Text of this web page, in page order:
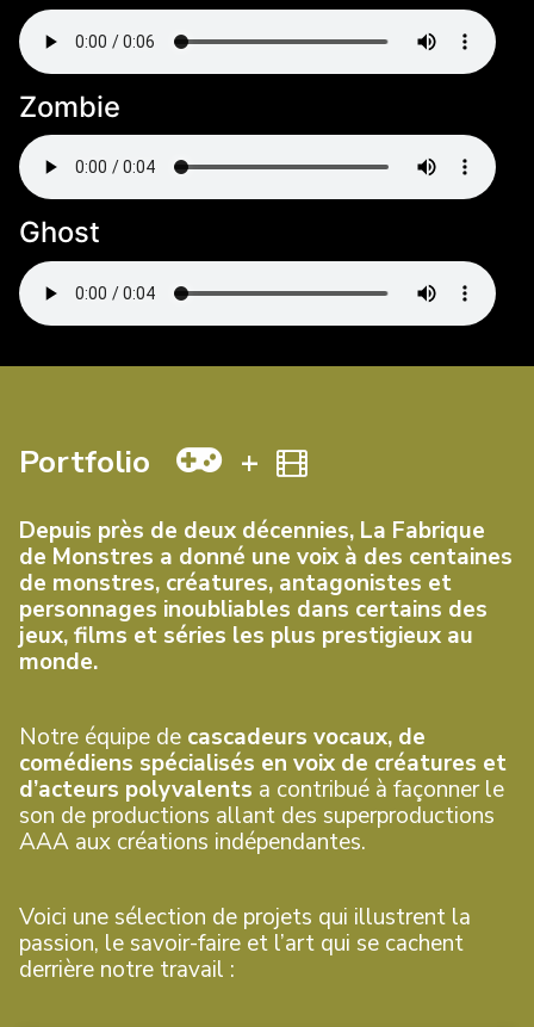
Zombie
Ghost
Portfolio +
Depuis près de deux décennies, La Fabrique
de Monstres a donné une voix à des centaines
de monstres, créatures, antagonistes et
personnages inoubliables dans certains des
jeux, films et séries les plus prestigieux au
monde.
Notre équipe de cascadeurs vocaux, de
comédiens spécialisés en voix de créatures et
d’acteurs polyvalents a contribué à façonner le
son de productions allant des superproductions
AAA aux créations indépendantes.
Voici une sélection de projets qui illustrent la
passion, le savoir-faire et l’art qui se cachent
derrière notre travail :